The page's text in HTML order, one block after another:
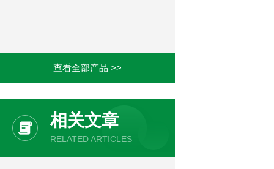
查看全部产品 >>
相关文章
RELATED ARTICLES